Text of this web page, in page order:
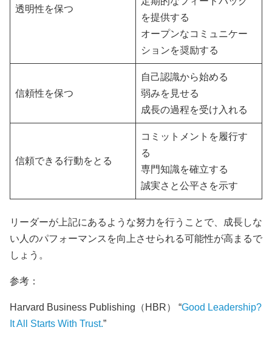
透明性を保つ
を提供する
オープンなコミュニケー
ションを奨励する
信頼性を保つ
自己認識から始める
弱みを見せる
成長の過程を受け入れる
信頼できる行動をとる
コミットメントを履行す
る
専門知識を確立する
誠実さと公平さを示す
リーダーが上記にあるような努力を行うことで、成長しな
い人のパフォーマンスを向上させられる可能性が高まるで
しょう。
参考：
Harvard Business Publishing（HBR） “Good Leadership?
It All Starts With Trust.”